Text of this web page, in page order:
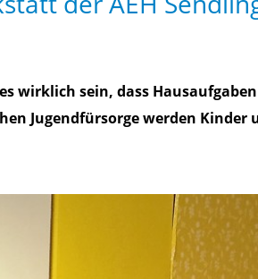
wirklich sein, dass
Jugendfürsorge werden